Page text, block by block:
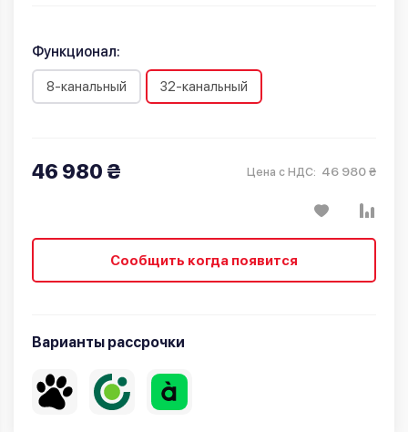
Функционал:
8-канальный 32-канальный
46 980 ₴ Цена с НДС: 46 980 ₴
Сообщить когда появится
Варианты рассрочки